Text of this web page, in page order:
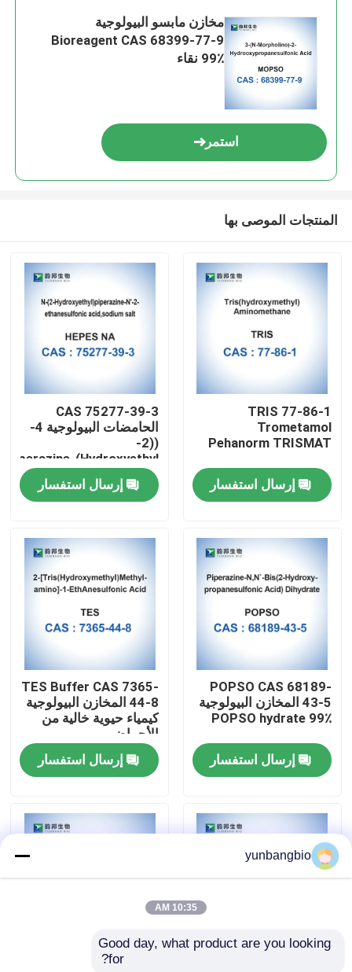
معلومات عنا
جولة في المعمل
مراقبة الجودة
اتصل بنا
أخبار
حالات
مخازن مابسو البيولوجية
Bioreagent CAS 68399-77-9
99٪ نقاء
استمر
المنتجات الموصى بها
TRIS 77-86-1
Trometamol
Pehanorm TRISMAT
إرسال استفسار
CAS 75277-39-3
الحامضات البيولوجية 4-
((2-
Hydroxyethyl)Piperazine-
1-Ethanesulfonic Acid
إرسال استفسار
POPSO CAS 68189-
43-5 المخازن البيولوجية
POPSO hydrate 99٪
إرسال استفسار
TES Buffer CAS 7365-
44-8 المخازن البيولوجية
كيمياء حيوية خالية من
الأحماض
إرسال استفسار
CHES Buffer CAS 103-
yunbangbio
10:35 AM
Good day, what product are you looking
for?